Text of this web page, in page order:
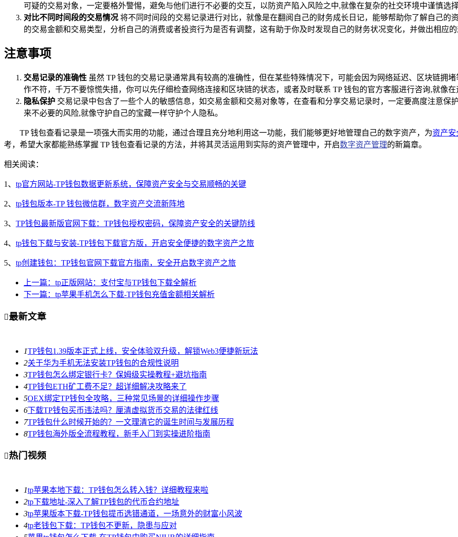
可疑的交易对象，一定要格外警惕，避免与他们进行不必要的交互，以防资产陷入风险之中,就像在复杂的社交环境中谨慎选择
对比不同时间段的交易情况 将不同时间段的交易记录进行对比，就像是在翻阅自己的财务成长日记，能够帮助你了解自己的
的交易金额和交易类型，分析自己的消费或者投资行为是否有调整，这有助于你及时发现自己的财务状况变化，并做出相应
注意事项
交易记录的准确性 虽然 TP 钱包的交易记录通常具有较高的准确性，但在某些特殊情况下，可能会因为网络延迟、区块链拥
作不符，千万不要惊慌失措，你可以先仔细检查网络连接和区块链的状态，或者及时联系 TP 钱包的官方客服进行咨询,就像
隐私保护 交易记录中包含了一些个人的敏感信息，如交易金额和交易对象等，在查看和分享交易记录时，一定要高度注意保
来不必要的风险,就像守护自己的宝藏一样守护个人隐私。
TP 钱包查看记录是一项强大而实用的功能，通过合理且充分地利用这一功能，我们能够更好地管理自己的数字资产，为资产安
考，希望大家都能熟练掌握 TP 钱包查看记录的方法，并将其灵活运用到实际的资产管理中，开启数字资产管理的新篇章。
相关阅读：
1、 tp官方网站-TP钱包数据更新系统，保障资产安全与交易顺畅的关键
2、 tp钱包版本-TP 钱包微信群，数字资产交流新阵地
3、 TP钱包最新版官网下载：TP钱包授权密码，保障资产安全的关键防线
4、 tp钱包下载与安装-TP钱包下载官方版，开启安全便捷的数字资产之旅
5、 tp创建钱包：TP钱包官网下载官方指南，安全开启数字资产之旅
上一篇：tp正版网站：支付宝与TP钱包下载全解析
下一篇：tp苹果手机怎么下载-TP钱包充值金额相关解析
最新文章
1TP钱包1.39版本正式上线，安全体验双升级，解锁Web3便捷新玩法
2关于华为手机无法安装TP钱包的合规性说明
3TP钱包怎么绑定银行卡？保姆级实操教程+避坑指南
4TP钱包ETH矿工费不足？超详细解决攻略来了
5OEX绑定TP钱包全攻略，三种常见场景的详细操作步骤
6下载TP钱包买币违法吗？厘清虚拟货币交易的法律红线
7TP钱包什么时候开始的？一文理清它的诞生时间与发展历程
8TP钱包海外版全流程教程，新手入门到实操进阶指南
热门视频
1tp苹果本地下载：TP钱包怎么转入钱？详细教程来啦
2tp下载地址-深入了解TP钱包的代币合约地址
3tp苹果版本下载-TP钱包提币选错通道，一场意外的财富小风波
4tp老钱包下载：TP钱包不更新，隐患与应对